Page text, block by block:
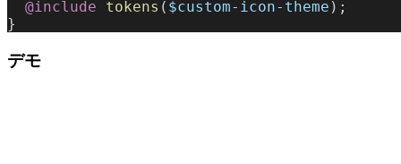
  @include
tokens ( $custom-icon-theme );
}
デモ